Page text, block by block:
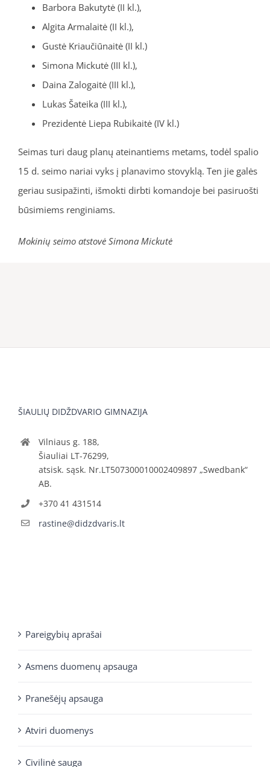
Barbora Bakutytė (II kl.),
Algita Armalaitė (II kl.),
Gustė Kriaučiūnaitė (II kl.)
Simona Mickutė (III kl.),
Daina Zalogaitė (III kl.),
Lukas Šateika (III kl.),
Prezidentė Liepa Rubikaitė (IV kl.)
Seimas turi daug planų ateinantiems metams, todėl spalio
15 d. seimo nariai vyks į planavimo stovyklą. Ten jie galės
geriau susipažinti, išmokti dirbti komandoje bei pasiruošti
būsimiems renginiams.
Mokinių seimo atstovė Simona Mickutė
ŠIAULIŲ DIDŽDVARIO GIMNAZIJA
Vilniaus g. 188,
Šiauliai LT-76299,
atsisk. sąsk. Nr.LT507300010002409897 „Swedbank“
AB.
+370 41 431514
rastine@didzdvaris.lt
Pareigybių aprašai
Asmens duomenų apsauga
Pranešėjų apsauga
Atviri duomenys
Civilinė sauga